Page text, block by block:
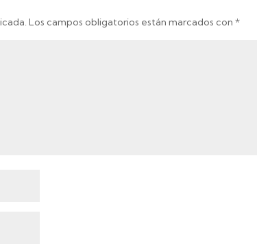
Los campos obligatorios están marcados con*